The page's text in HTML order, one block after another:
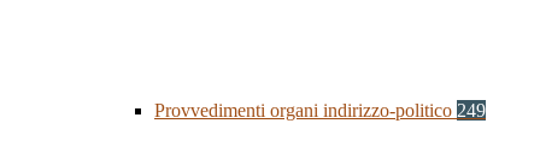
Provvedimenti organi indirizzo-politico 249